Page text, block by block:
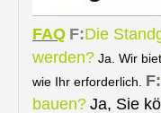
FAQ F:Die
werden? Ja. Wir
wie Ihr erforderlich.
F:
bauen? Ja, Sie